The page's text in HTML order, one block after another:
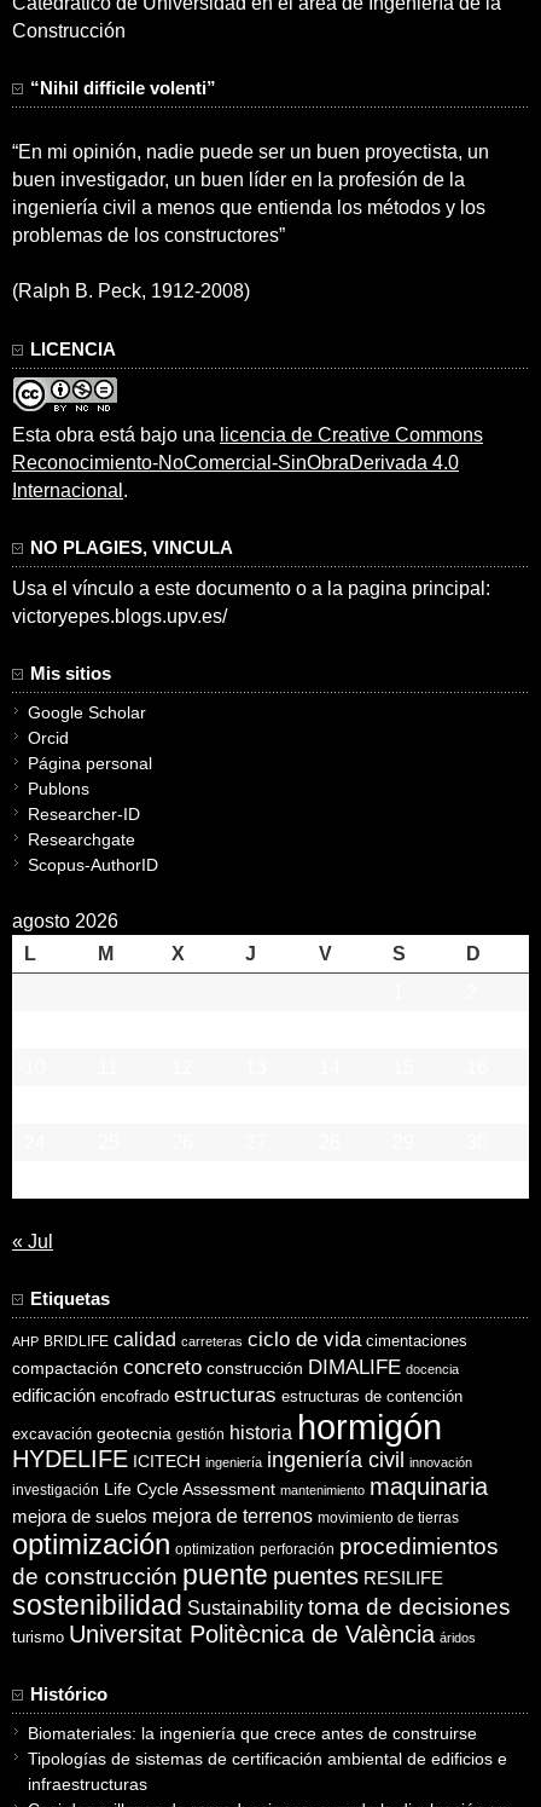
Construcción
“Nihil difficile volenti”
“En mi opinión, nadie puede ser un buen proyectista, un
buen investigador, un buen líder en la profesión de la
ingeniería civil a menos que entienda los métodos y los
problemas de los constructores”
(Ralph B. Peck, 1912-2008)
LICENCIA
Esta obra está bajo una licencia de Creative Commons
Reconocimiento-NoComercial-SinObraDerivada 4.0
Internacional .
NO PLAGIES, VINCULA
Usa el vínculo a este documento o a la pagina principal:
victoryepes.blogs.upv.es/
Mis sitios
Google Scholar
Orcid
Página personal
Publons
Researcher-ID
Researchgate
Scopus-AuthorID
agosto 2026
L
M X J V S
D
« Jul
Etiquetas
AHP BRIDLIFE calidad carreteras ciclo de vida cimentaciones
compactación concreto construcción DIMALIFE docencia
edificación encofrado estructuras estructuras de contención
excavación geotecnia gestión historia hormigón
HYDELIFE ICITECH ingeniería ingeniería civil innovación
investigación Life Cycle Assessment mantenimiento maquinaria
mejora de suelos mejora de terrenos movimiento de tierras
optimización optimization perforación procedimientos
de construcción puente puentes RESILIFE
sostenibilidad Sustainability toma de decisiones
turismo Universitat Politècnica de València áridos
Histórico
Biomateriales: la ingeniería que crece antes de construirse
Tipologías de sistemas de certificación ambiental de edificios e
infraestructuras